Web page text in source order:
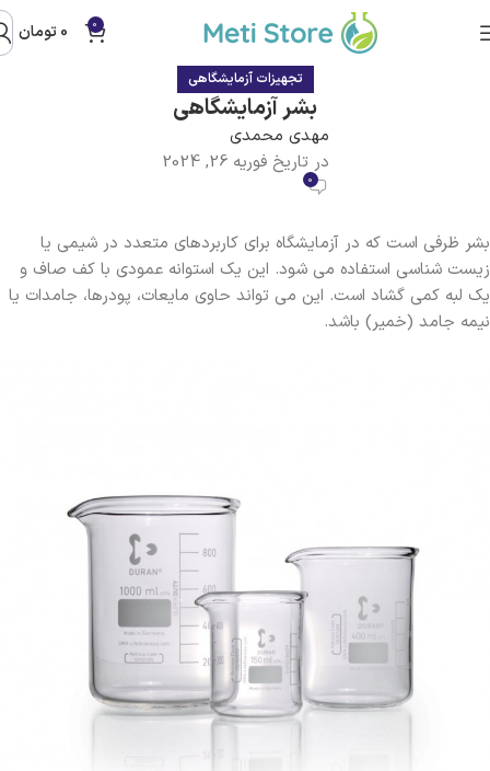
0
0تومان
تجهیزات آزمایشگاهی
بشر آزمایشگاهی
مهدی محمدی
در تاریخ فوریه 26, 2024
0
بشر ظرفی است که در آزمایشگاه برای کاربردهای متعدد در شیمی یا
زیست شناسی استفاده می شود. این یک استوانه عمودی با کف صاف و
یک لبه کمی گشاد است. این می تواند حاوی مایعات، پودرها، جامدات یا
نیمه جامد (خمیر) باشد.